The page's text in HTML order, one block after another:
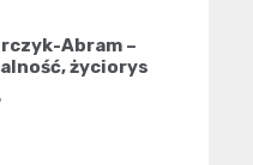
Abram –
życiorys